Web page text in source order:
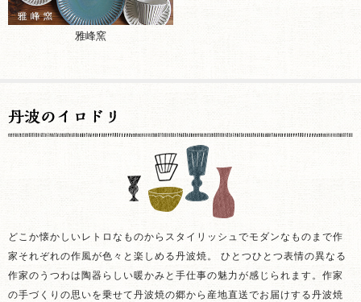
雅峰窯
どこか懐かしいレトロなものからスタイリッシュでモダンなものまで作
家それぞれの作風が色々と楽しめる丹波焼。 ひとつひとつ表情の異なる
作家のうつわは陶器らしい暖かみと手仕事の魅力が感じられます。作家
の手づくりの思いを乗せて丹波焼の郷から産地直送でお届けする丹波焼